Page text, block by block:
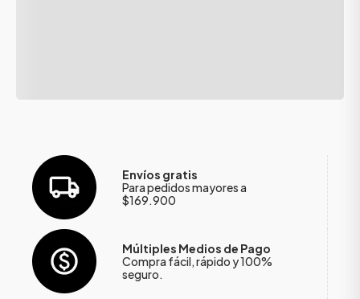
Envíos gratis
Para pedidos mayores a
$169.900
Múltiples Medios de Pago
Compra fácil, rápido y 100%
seguro.